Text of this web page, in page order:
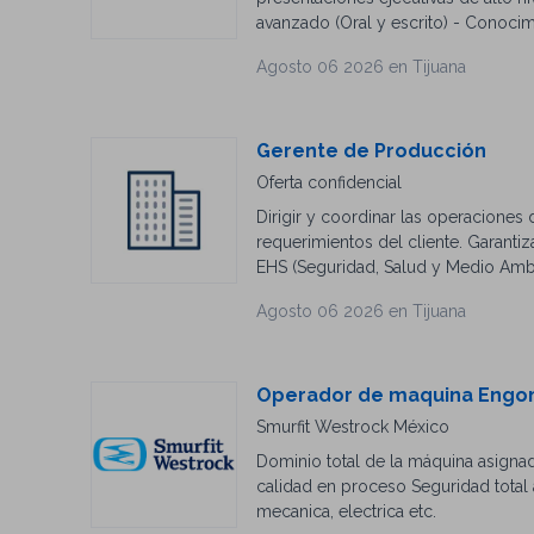
avanzado (Oral y escrito) -
datos, presentaciones y reportes. -
efectivas de comunicación
Agosto 06 2026 en Tijuana
Gerente de Producción
Oferta confidencial
Dirigir y coordinar las
requerimientos del cliente.
EHS (Seguridad, Salud y Medio
Manufacturing y Mejora Continua
problemas y evitar paros de línea.
costos de manufactura. Fomentar
Electromecánica o afín).
en la industria maquiladora /
grandes (operadores directos) y
Agosto 06 2026 en Tijuana
Operador de maquina
Smurfit Westrock México
Dominio total de la máquina
calidad en proceso Seguridad
mecanica, electrica etc.